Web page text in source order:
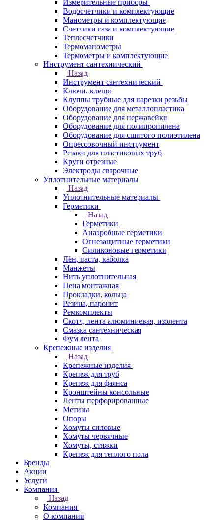
Измерительные приборы
Водосчетчики и комплектующие
Манометры и комплектующие
Счетчики газа и комплектующие
Теплосчетчики
Термоманометры
Термометры и комплектующие
Инструмент сантехнический
Назад
Инструмент сантехнический
Ключи, клещи
Клуппы трубные для нарезки резьбы
Оборудование для металлопластика
Оборудование для нержавейки
Оборудование для полипропилена
Оборудование для сшитого полиэтилена
Опрессовочный инструмент
Резаки для пластиковых труб
Круги отрезные
Электроды сварочные
Уплотнительные материалы
Назад
Уплотнительные материалы
Герметики
Назад
Герметики
Анаэробные герметики
Огнезащитные герметики
Силиконовые герметики
Лён, паста, каболка
Манжеты
Нить уплотнительная
Пена монтажная
Прокладки, кольца
Резина, паронит
Ремкомплекты
Скотч, лента алюминиевая, изолента
Смазка сантехническая
Фум лента
Крепежные изделия
Назад
Крепежные изделия
Крепеж для труб
Крепеж для фаянса
Кронштейны консольные
Ленты перфорированные
Метизы
Опоры
Хомуты силовые
Хомуты червячные
Хомуты, стяжки
Крепеж для теплого пола
Бренды
Акции
Услуги
Компания
Назад
Компания
О компании